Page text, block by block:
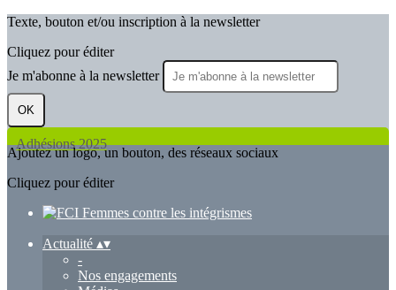
Texte, bouton et/ou inscription à la newsletter
Cliquez pour éditer
Je m'abonne à la newsletter
OK
Adhésions 2025
Ajoutez un logo, un bouton, des réseaux sociaux
Cliquez pour éditer
Actualité ▴▾
-
Nos engagements